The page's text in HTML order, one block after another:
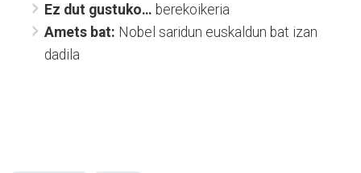
Ez dut gustuko… berekoikeria
Amets bat: Nobel saridun euskaldun bat izan
dadila